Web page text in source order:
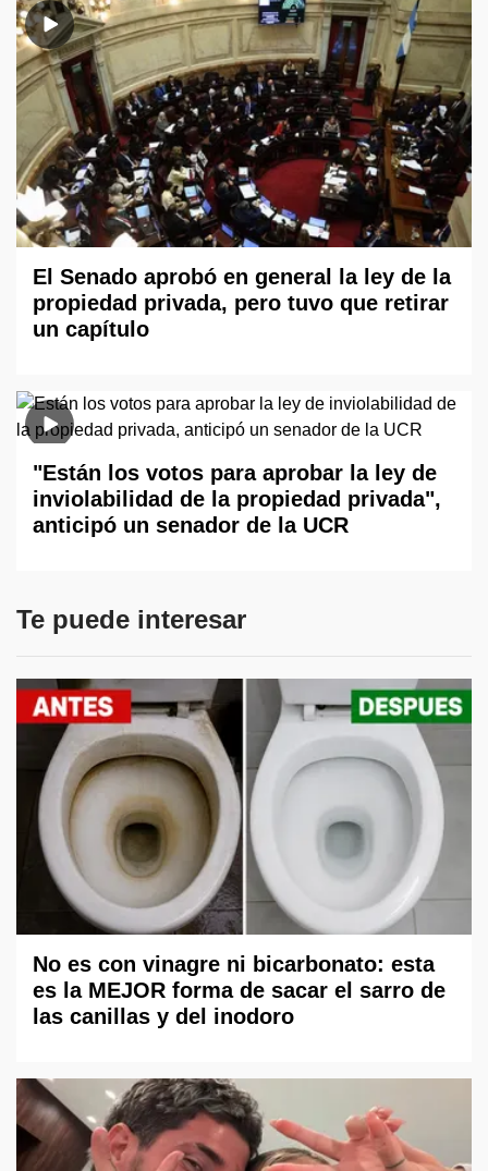
El Senado aprobó en general la ley de la
propiedad privada, pero tuvo que retirar
un capítulo
"Están los votos para aprobar la ley de
inviolabilidad de la propiedad privada",
anticipó un senador de la UCR
Te puede interesar
No es con vinagre ni bicarbonato: esta
es la MEJOR forma de sacar el sarro de
las canillas y del inodoro